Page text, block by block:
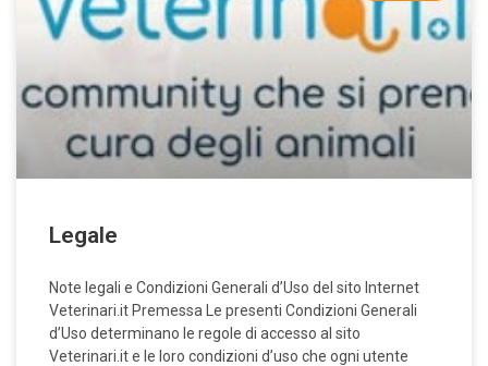
Legale
Note legali e Condizioni Generali d’Uso del sito Internet
Veterinari.it Premessa Le presenti Condizioni Generali
d’Uso determinano le regole di accesso al sito
Veterinari.it e le loro condizioni d’uso che ogni utente